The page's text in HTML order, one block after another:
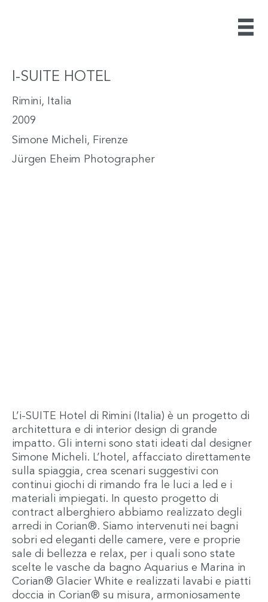
I-SUITE HOTEL
Rimini, Italia
2009
Simone Micheli, Firenze
Jürgen Eheim Photographer
L’i-SUITE Hotel di Rimini (Italia) è un progetto di
architettura e di interior design di grande
impatto. Gli interni sono stati ideati dal designer
Simone Micheli. L’hotel, affacciato direttamente
sulla spiaggia, crea scenari suggestivi con
continui giochi di rimando fra le luci a led e i
materiali impiegati. In questo progetto di
contract alberghiero abbiamo realizzato degli
arredi in Corian®. Siamo intervenuti nei bagni
sobri ed eleganti delle camere, vere e proprie
sale di bellezza e relax, per i quali sono state
scelte le vasche da bagno Aquarius e Marina in
Corian® Glacier White e realizzati lavabi e piatti
doccia in Corian® su misura, armoniosamente